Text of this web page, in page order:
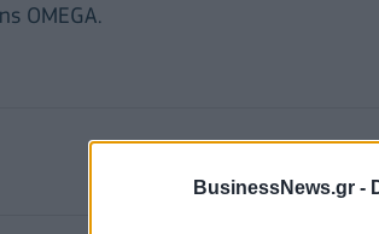
BusinessNews.gr -
OMEGA.